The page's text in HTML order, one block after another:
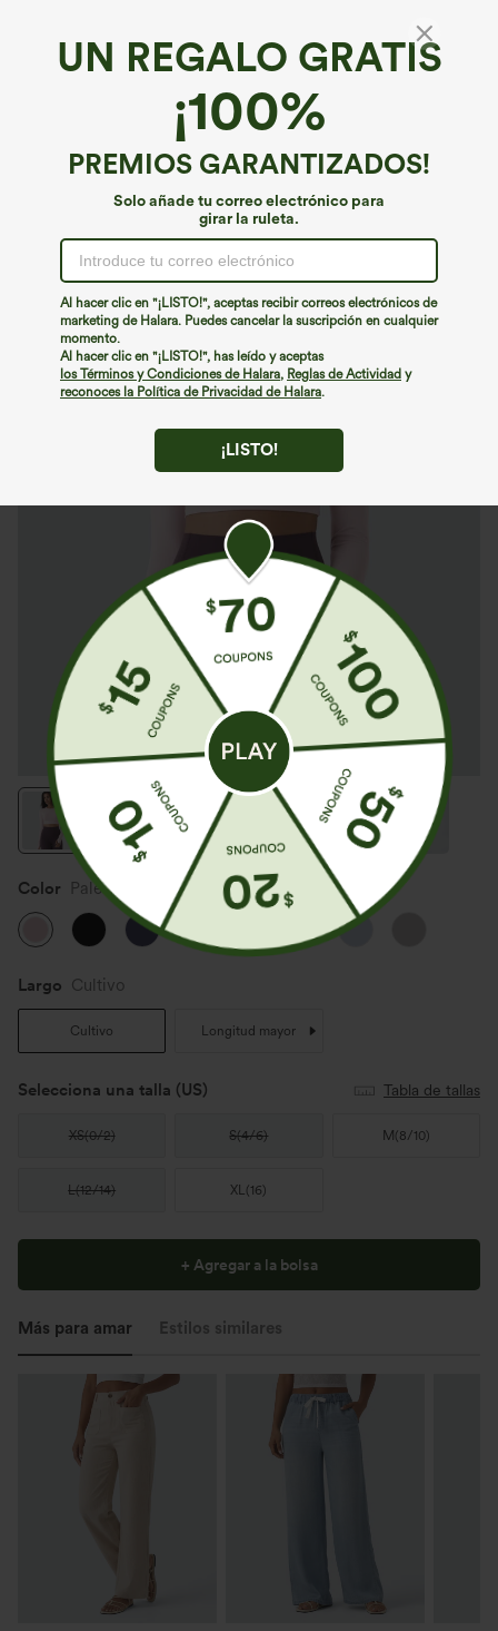
UN REGALO GRATIS
¡100%
PREMIOS GARANTIZADOS!
Solo añade tu correo electrónico para
girar la ruleta.
Al hacer clic en "¡LISTO!", aceptas recibir correos electrónicos de
marketing de Halara. Puedes cancelar la suscripción en cualquier
momento.
Al hacer clic en "¡LISTO!", has leído y aceptas
los Términos y Condiciones de Halara, Reglas de Actividad y
reconoces la Política de Privacidad de Halara.
¡LISTO!
Top deportivo yoga corto abertura para
€26,95 EUR
Color Pale Lilac
Largo Cultivo
Cultivo Longitud mayor
Selecciona una talla (US) Tabla de tallas
XS(0/2) S(4/6) M (8/10)
L(12/14) XL(16)
+ Agregar a la bolsa
Más para amar Estilos similares